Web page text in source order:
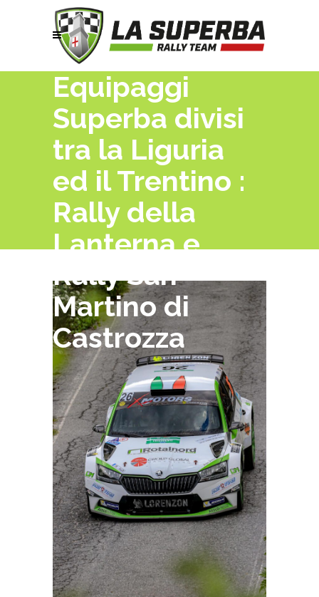
Equipaggi
Superba divisi
tra la Liguria
ed il Trentino :
Rally della
Lanterna e
Rally San
Martino di
Castrozza